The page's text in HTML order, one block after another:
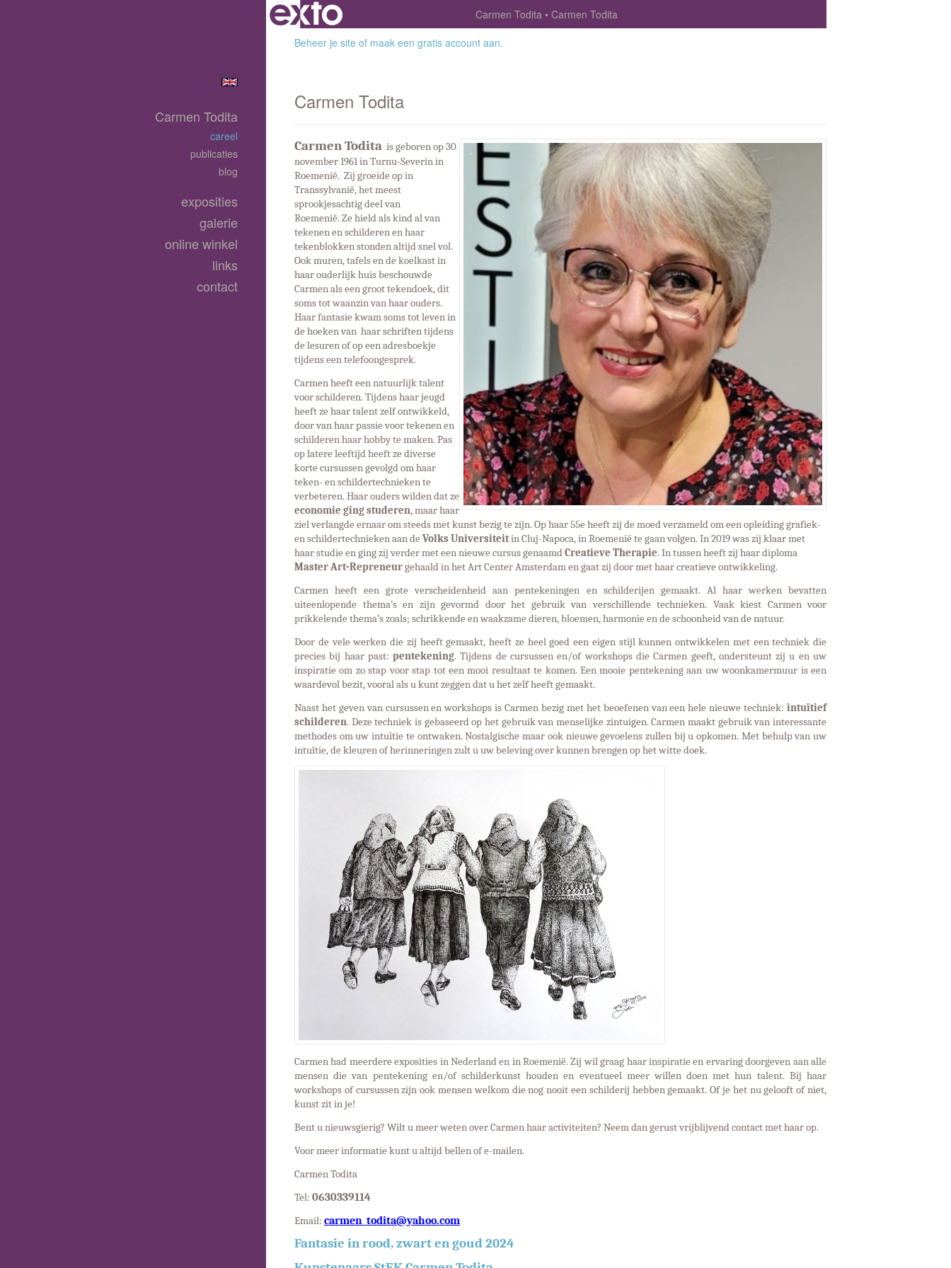
Carmen Todita
Carmen Todita
Beheer je site of maak een gratis account aan.
Carmen Todita
Carmen Todita is geboren op 30
november 1961 in Turnu-Severin in
Roemenië. Zij groeide op in
Transsylvanië, het meest
sprookjesachtig deel van
Roemenië.Ze hield als kind al van
tekenen en schilderen en haar
tekenblokken stonden altijd snel vol.
Ook muren, tafels en de koelkast in
haar ouderlijk huis beschouwde
Carmen als een groot tekendoek, dit
soms tot waanzin van haar ouders.
Haar fantasie kwam soms tot leven in
de hoeken van haar schriften tijdens
de lesuren of op een adresboekje
tijdens een telefoongesprek.
Carmen heeft een natuurlijk talent
voor schilderen. Tijdens haar jeugd
heeft ze haar talent zelf ontwikkeld,
door van haar passie voor tekenen en
schilderen haar hobby te maken. Pas
op latere leeftijd heeft ze diverse
korte cursussen gevolgd om haar
teken- en schildertechnieken te
verbeteren. Haar ouders wilden dat ze
economie ging studeren, maar haar
ziel verlangde ernaar om steeds met kunst bezig te zijn. Op haar 55e heeft zij de moed verzameld om een opleiding grafiek-
en schildertechnieken aan deVolks Universiteitin Cluj-Napoca, in Roemenië te gaan volgen. In 2019 was zij klaar met
haar studie en ging zij verder met een nieuwe cursus genaamdCreatieve Therapie. In tussen heeft zij haar diploma
Master Art-Repreneurgehaald in het Art Center Amsterdam en gaat zij door met haar creatieve ontwikkeling.
Carmen heeft een grote verscheidenheid aan pentekeningen en schilderijen gemaakt. Al haar werken bevatten
uiteenlopende thema’s en zijn gevormd door het gebruik van verschillende technieken. Vaak kiest Carmen voor
prikkelende thema’s zoals; schrikkende en waakzame dieren, bloemen, harmonie en de schoonheid van de natuur.
Door de vele werken die zij heeft gemaakt, heeft ze heel goed een eigen stijl kunnen ontwikkelen met een techniek die
precies bij haar past:pentekening. Tijdens de cursussen en/of workshops die Carmen geeft, ondersteunt zij u en uw
inspiratie om zo stap voor stap tot een mooi resultaat te komen. Een mooie pentekening aan uw woonkamermuur is een
waardevol bezit, vooral als u kunt zeggen dat u het zelf heeft gemaakt.
Naast het geven van cursussen en workshops is Carmen bezig met het beoefenen van een hele nieuwe techniek: intuïtief
schilderen. Deze techniek is gebaseerd op het gebruik van menselijke zintuigen. Carmen maakt gebruik van interessante
methodes om uw intuïtie te ontwaken. Nostalgische maar ook nieuwe gevoelens zullen bij u opkomen. Met behulp van uw
intuïtie, de kleuren of herinneringen zult u uw beleving over kunnen brengen op het witte doek.
Carmen had meerdere exposities in Nederland en in Roemenië. Zij wil graag haar inspiratie en ervaring doorgeven aan alle
mensen die van pentekening en/of schilderkunst houden en eventueel meer willen doen met hun talent. Bij haar
workshops of cursussen zijn ook mensen welkom die nog nooit een schilderij hebben gemaakt. Of je het nu gelooft of niet,
kunst zit in je!
Bent u nieuwsgierig? Wilt u meer weten over Carmen haar activiteiten? Neem dan gerust vrijblijvend contact met haar op.
Voor meer informatie kunt u altijd bellen of e-mailen.
Carmen Todita
Tel: 0630339114
Email: carmen_todita@yahoo.com
Fantasie in rood, zwart en goud 2024
Carmen Todita
careel
publicaties
blog
exposities
galerie
online winkel
links
contact